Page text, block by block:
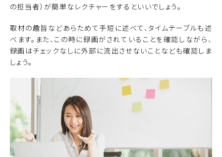
の担当者）が簡単なレクチャーをするといいでしょう。
取材の趣旨などあらためて手短に述べて、タイムテーブルも述
べます。また、この時に録画がされていることを確認しながら、
録画はチェックなしに外部に流出させないことなども確認しま
しょう。